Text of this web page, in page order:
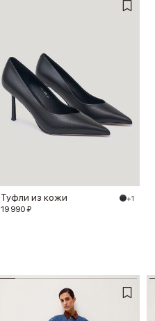
Туфли из кожи +1
19 990 ₽